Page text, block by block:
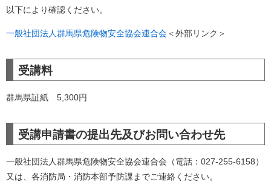
以下により確認ください。
一般社団法人群馬県危険物安全協会連合会＜外部リンク＞
受講料
群馬県証紙 5,300円
受講申請書の提出先及びお問い合わせ先
一般社団法人群馬県危険物安全協会連合会（電話：027-255-6158）
又は、各消防局・消防本部予防課までご連絡ください。